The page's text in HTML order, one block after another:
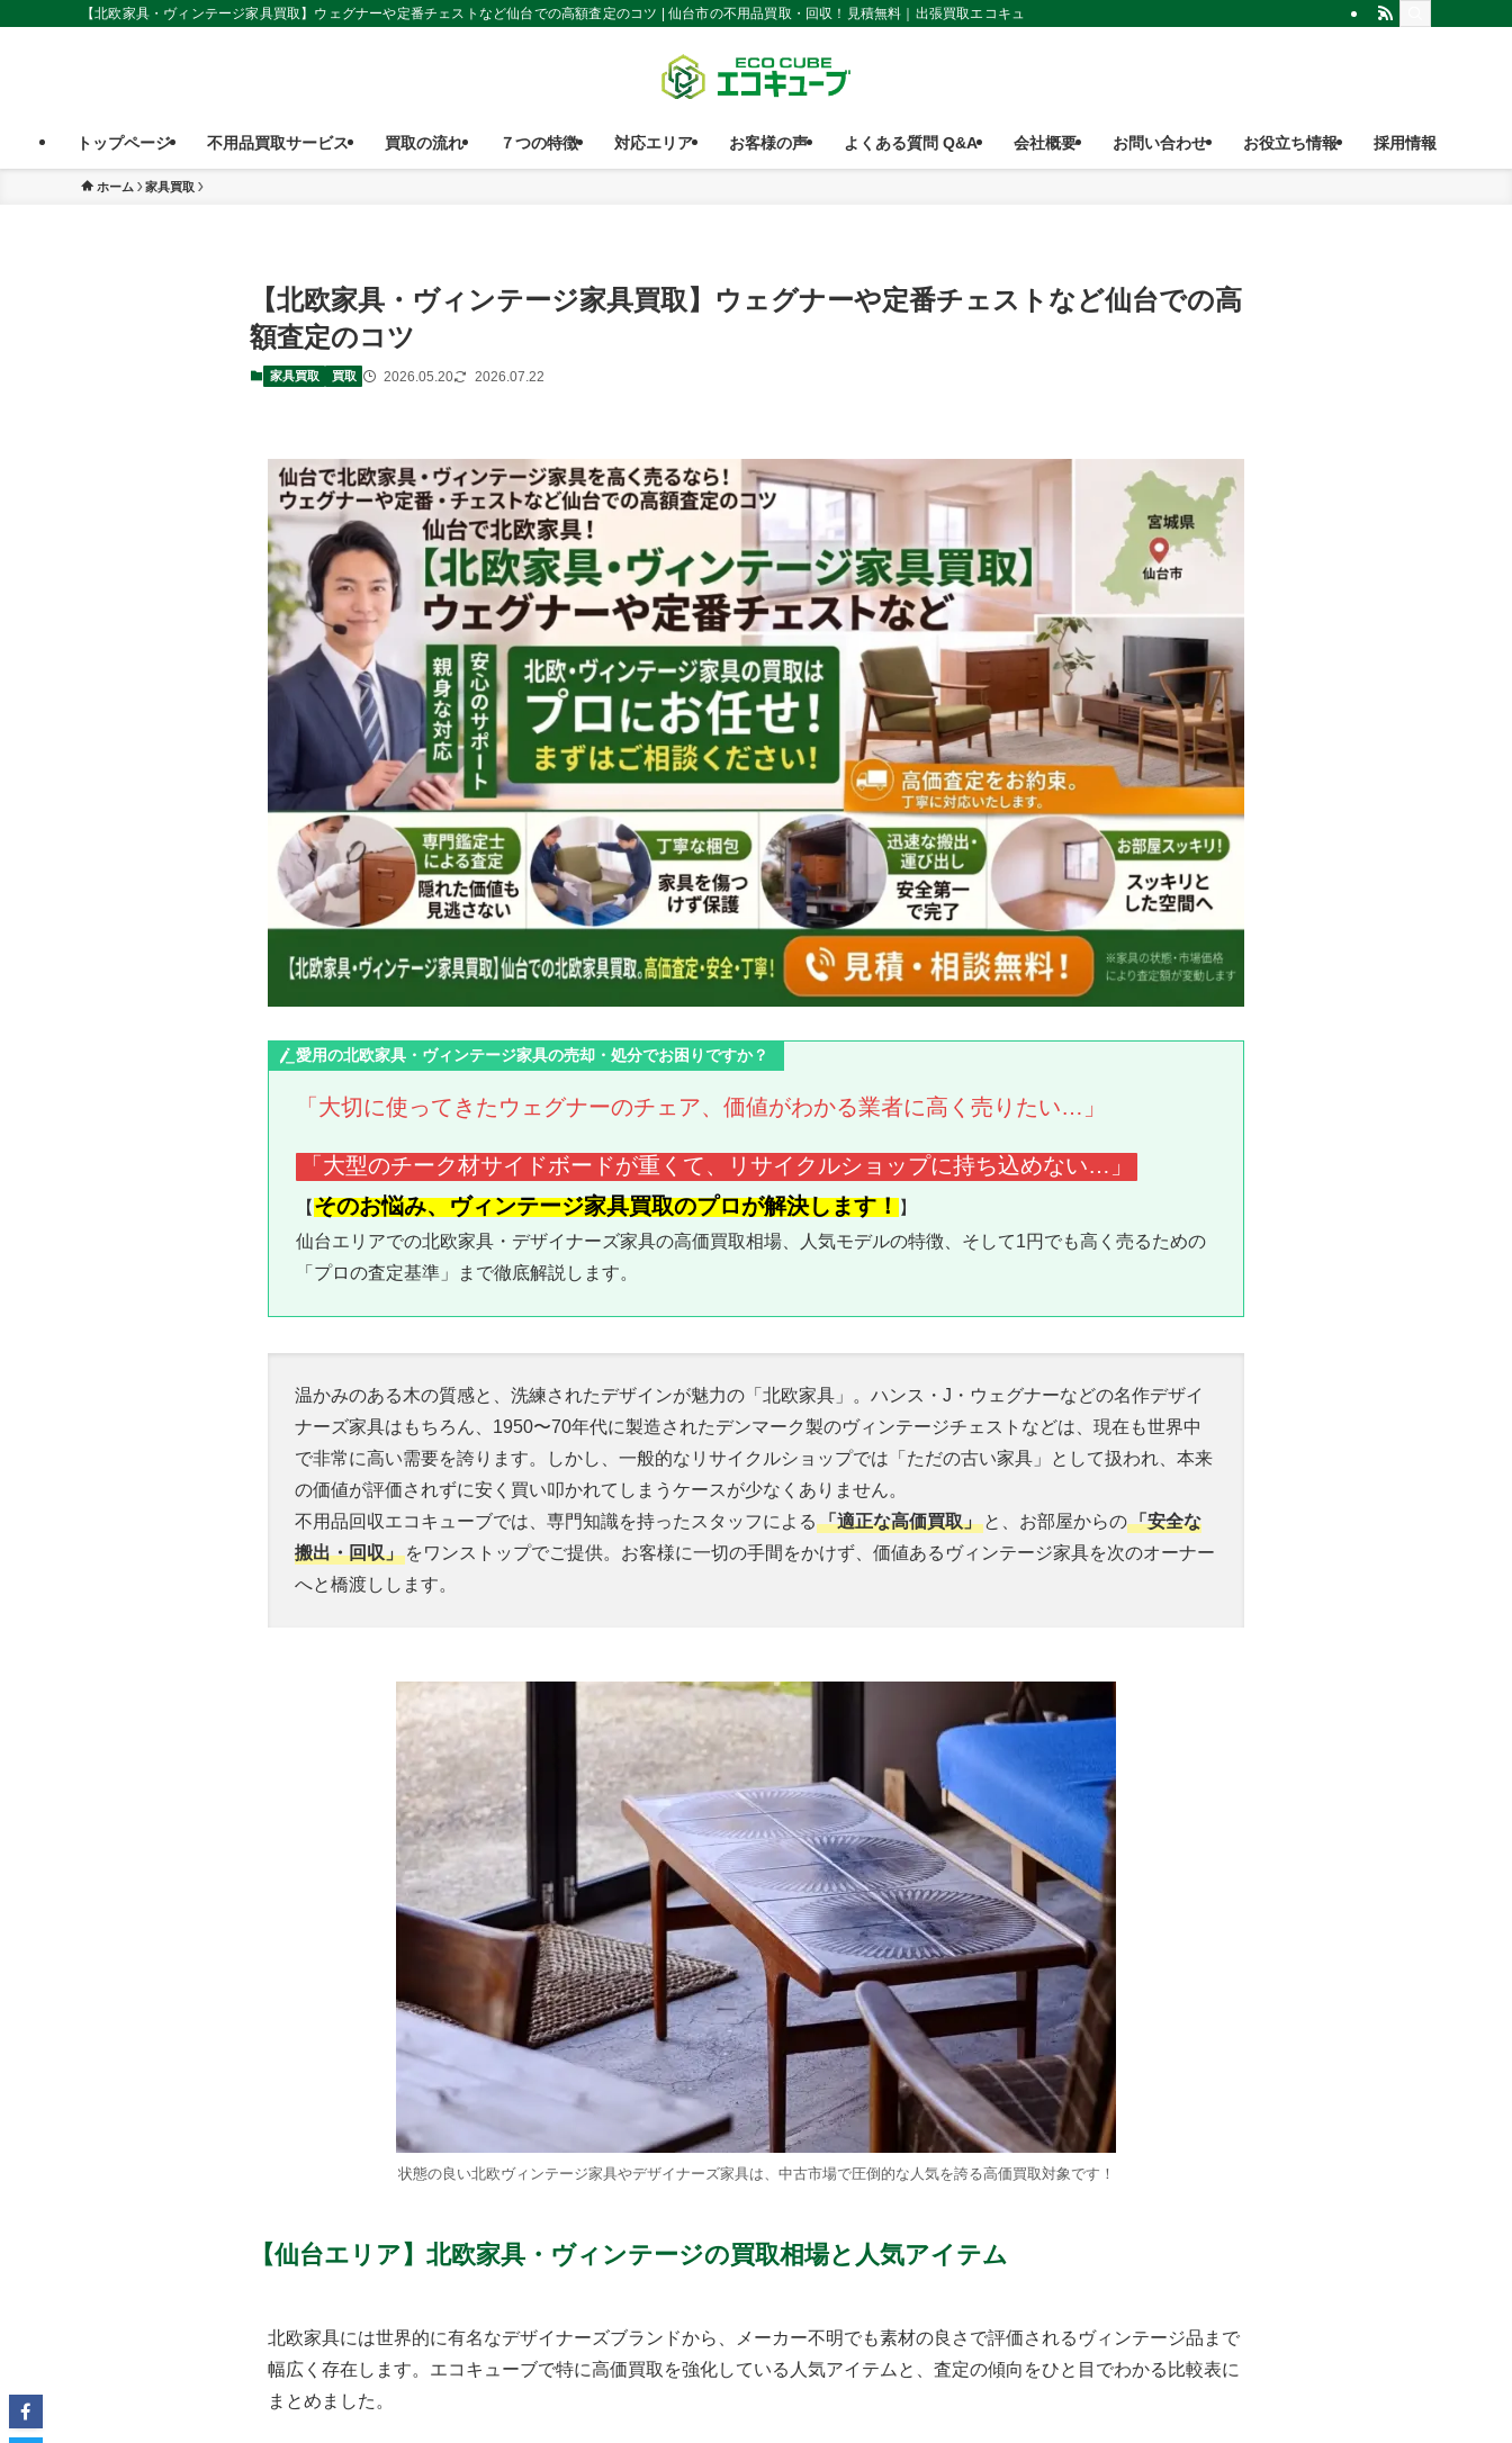
【北欧家具・ヴィンテージ家具買取】ウェグナーや定番チェストなど仙台での高額査定のコツ | 仙台市の不用品買取・回収！見積無料｜出張買取エコキューブ
トップページ 不用品買取サービス 買取の流れ ７つの特徴 対応エリア お客様の声 よくある質問 Q&A 会社概要 お問い合わせ お役立ち情報 採用情報
ホーム 家具買取
【北欧家具・ヴィンテージ家具買取】ウェグナーや定番チェストなど仙台での高
額査定のコツ
家具買取 買取 2026.05.20 2026.07.22
愛用の北欧家具・ヴィンテージ家具の売却・処分でお困りですか？
「大切に使ってきたウェグナーのチェア、価値がわかる業者に高く売りたい…」
「大型のチーク材サイドボードが重くて、リサイクルショップに持ち込めない…」
【そのお悩み、ヴィンテージ家具買取のプロが解決します！】
仙台エリアでの北欧家具・デザイナーズ家具の高価買取相場、人気モデルの特徴、そして1円でも高く売るための
「プロの査定基準」まで徹底解説します。
温かみのある木の質感と、洗練されたデザインが魅力の「北欧家具」。ハンス・J・ウェグナーなどの名作デザイ
ナーズ家具はもちろん、1950〜70年代に製造されたデンマーク製のヴィンテージチェストなどは、現在も世界中
で非常に高い需要を誇ります。しかし、一般的なリサイクルショップでは「ただの古い家具」として扱われ、本来
の価値が評価されずに安く買い叩かれてしまうケースが少なくありません。
不用品回収エコキューブでは、専門知識を持ったスタッフによる 「適正な高価買取」 と、お部屋からの「安全な
搬出・回収」 をワンストップでご提供。お客様に一切の手間をかけず、価値あるヴィンテージ家具を次のオーナー
へと橋渡しします。
状態の良い北欧ヴィンテージ家具やデザイナーズ家具は、中古市場で圧倒的な人気を誇る高価買取対象です！
【仙台エリア】北欧家具・ヴィンテージの買取相場と人気アイテム
北欧家具には世界的に有名なデザイナーズブランドから、メーカー不明でも素材の良さで評価されるヴィンテージ品まで
幅広く存在します。エコキューブで特に高価買取を強化している人気アイテムと、査定の傾向をひと目でわかる比較表に
まとめました。